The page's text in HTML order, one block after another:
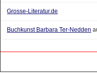
Grosse-Literatur.de
Buchkunst Barbara Ter-Nedden